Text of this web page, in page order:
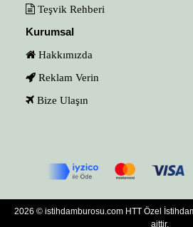
Teşvik Rehberi
Kurumsal
Hakkımızda
Reklam Verin
Bize Ulaşın
2026 © istihdamburosu.com HTT Özel
aittir.